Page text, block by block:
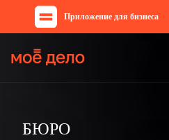
Приложение для бизнеса
БЮРО